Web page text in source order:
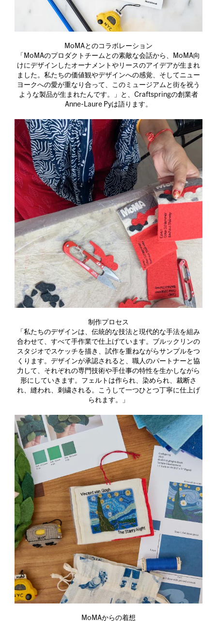
MoMAとのコラボレーション
「MoMAのプロダクトチームとの素敵な会話から、MoMA向
けにデザインしたオーナメントやリースのアイデアが生まれ
ました。私たちの価値観やデザインへの感覚、そしてニュー
ヨークへの愛が重なり合って、このミュージアムと街を祝う
ような製品が生まれたんです。」と、Craftspringの創業者
Anne-Laure Pyは語ります。
制作プロセス
「私たちのデザインは、伝統的な技法と現代的な手法を組み
合わせて、すべて手作業で仕上げています。ブルックリンの
スタジオでスケッチを描き、試作を重ねながらサンプルをつ
くります。デザインが承認されると、職人のパートナーと協
力して、それぞれの専門技術や手仕事の特性を生かしながら
形にしていきます。フェルトは作られ、染められ、裁断さ
れ、縫われ、刺繍される。こうして一つひとつ丁寧に仕上げ
られます。」
MoMAからの着想